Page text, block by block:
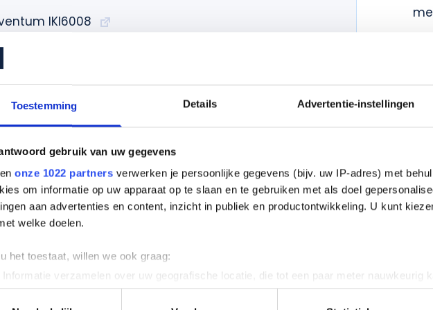
Toestemming Details Advertentie-instellingen
gebruik van uw gegevens
onze 1022 partners verwerken je persoonlijke gegevens (bijv. uw IP-adres) met
om informatie op uw apparaat op te slaan en te gebruiken met als doel
aan advertenties en content, inzicht in publiek en productontwikkeling. U kunt
welke doelen.
het toestaat, willen we ook graag:
Informatie verzamelen over uw geografische locatie, die tot een paar meter nauwkeurig
Uw apparaat identificeren door het actief te scannen op specifieke eigenschappen
IKI6008
lades en deurenvoor extra comfort. De
draagvermogen van 60 kg. Eén lade bevat
met bestekbak.
opbouw spoelbak en een spoelkast met
vocht. Installatie van een kraan naar